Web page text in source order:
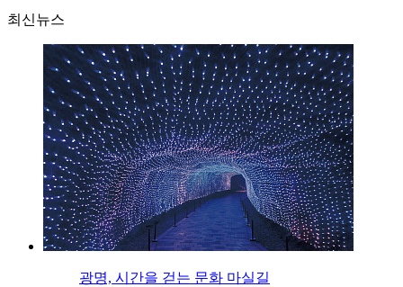
최신뉴스
광명, 시간을 걷는 문화 마실길